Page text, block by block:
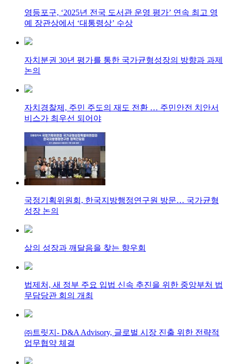
영등포구, ‘2025년 전국 도서관 운영 평가’ 연속 최고 영
예 장관상에서 ‘대통령상’ 수상
자치분권 30년 평가를 통한 국가균형성장의 방향과 과제
논의
자치경찰제, 주민 주도의 재도 전환 … 주민안전 치안서
비스가 최우선 되어야
국정기획위원회, 한국지방행정연구원 방문… 국가균형
성장 논의
삶의 성장과 깨달음을 찾는 향우회
법제처, 새 정부 주요 입법 신속 추진을 위한 중앙부처 법
무담당관 회의 개최
㈜트릿지- D&A Advisory, 글로벌 시장 진출 위한 전략적
업무협약 체결